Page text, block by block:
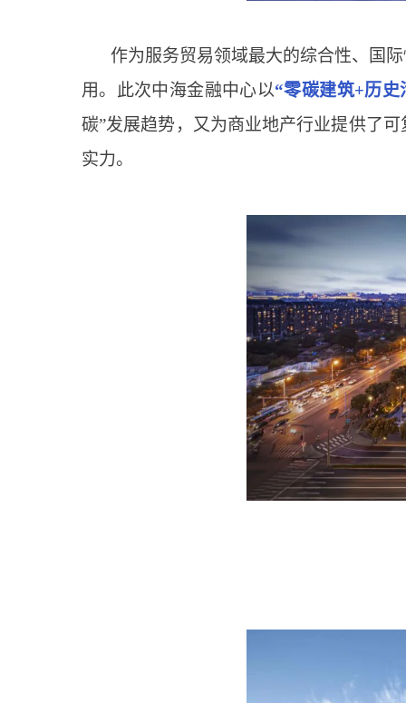
作为服务贸易领域最大的综合性、国
用。此次中海金融中心以“零碳建筑+历史
碳”发展趋势，又为商业地产行业提供了
实力。